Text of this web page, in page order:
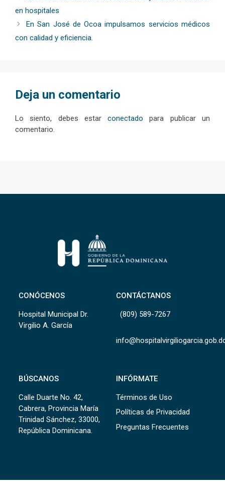
en hospitales
En San José de Ocoa impulsamos servicios médicos
con calidad y eficiencia.
Deja un comentario
Lo siento, debes estarconectado para publicar un
comentario.
CONÓCENOS
Hospital Municipal Dr.
Virgilio A. García
CONTÁCTANOS
(809) 589-7267
BÚSCANOS
Calle Duarte No. 42,
Cabrera, Provincia María
Trinidad Sánchez, 33000,
República Dominicana.
INFÓRMATE
Términos de Uso
Políticas de Privacidad
Preguntas Frecuentes